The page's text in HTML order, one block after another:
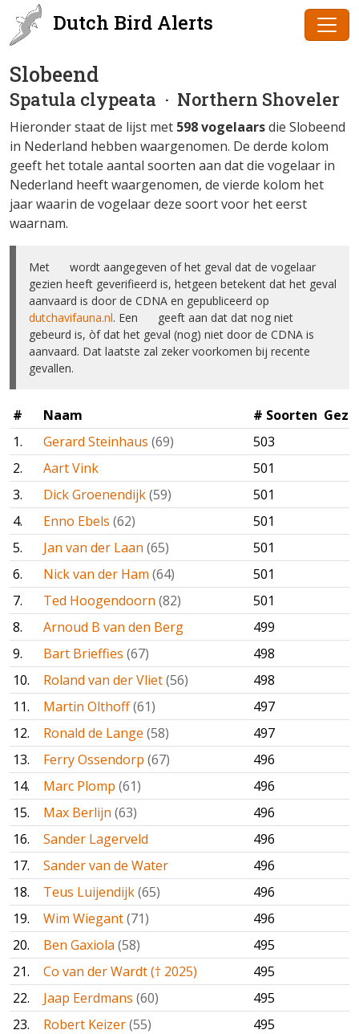
Dutch Bird Alerts
Slobeend
Spatula clypeata · Northern Shoveler
Hieronder staat de lijst met 598 vogelaarsdie Slobeend
in Nederland hebben waargenomen. De derde kolom
geeft het totale aantal soorten aan dat die vogelaar in
Nederland heeft waargenomen, de vierde kolom het
jaar waarin de vogelaar deze soort voor het eerst
waarnam.
Met ✅ wordt aangegeven of het geval dat de vogelaar
gezien heeft geverifieerd is, hetgeen betekent dat het geval
aanvaard is door de CDNA en gepubliceerd op
dutchavifauna.nl. Een ❌ geeft aan dat dat nog niet
gebeurd is, òf dat het geval (nog) niet door de CDNA is
aanvaard. Dat laatste zal zeker voorkomen bij recente
gevallen.
# Naam # Soorten
1.
Gerard Steinhaus (69)
503
2.
Aart Vink
501
3.
Dick Groenendijk(59)
501
4.
Enno Ebels (62)
501
5.
Jan van der Laan (65)
501
6.
Nick van der Ham (64)
501
7.
Ted Hoogendoorn (82)
501
8.
Arnoud B van den Berg
499
9.
Bart Brieffies (67)
498
10.
Roland van der Vliet(56)
498
11.
Martin Olthoff(61)
497
12.
Ronald de Lange (58)
497
13.
Ferry Ossendorp (67)
496
14.
Marc Plomp (61)
496
15.
Max Berlijn (63)
496
16.
Sander Lagerveld
496
17.
Sander van de Water
496
18.
Teus Luijendijk(65)
496
19.
Wim Wiegant(71)
496
20.
Ben Gaxiola (58)
495
21.
Co van der Wardt († 2025)
495
22.
Jaap Eerdmans (60)
495
23.
Robert Keizer(55)
495